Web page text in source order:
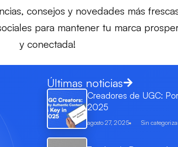
consejos y novedades más
para mantener tu marca
y conectada!
Últimas noticias
Creadores de UGC:
2025
agosto 27, 2025 Sin